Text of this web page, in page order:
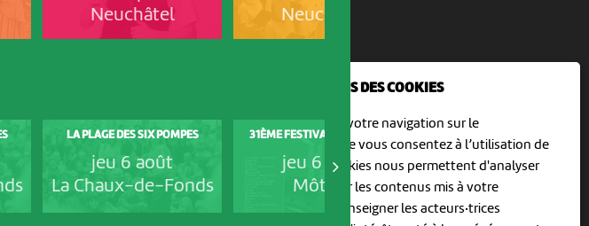
NOUS UTILISONS DES COOKIES
En poursuivant votre navigation sur le
culturoscoPe site vous consentez à l’utilisation de
cookies. Les cookies nous permettent d'analyser
le trafic, d’affiner les contenus mis à votre
disposition et renseigner les acteurs·trices
Neuchâtel
Neuchâtel
LA PLAGE DES SIX POMPES
jeu 6 août
La Chaux-de-Fonds
31ÈME FESTIVAL HORS TRIBU
jeu 6 août
Môtiers
COOP OPEN AIR CINEMA
DELEMONT
jeu 6 août
Delémont